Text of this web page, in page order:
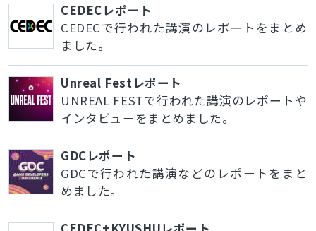
CEDECレポート
CEDECで行われた講演のレポートをまとめ
ました。
Unreal Festレポート
UNREAL FESTで行われた講演のレポートや
インタビューをまとめました。
GDCレポート
GDCで行われた講演などのレポートをまと
めました。